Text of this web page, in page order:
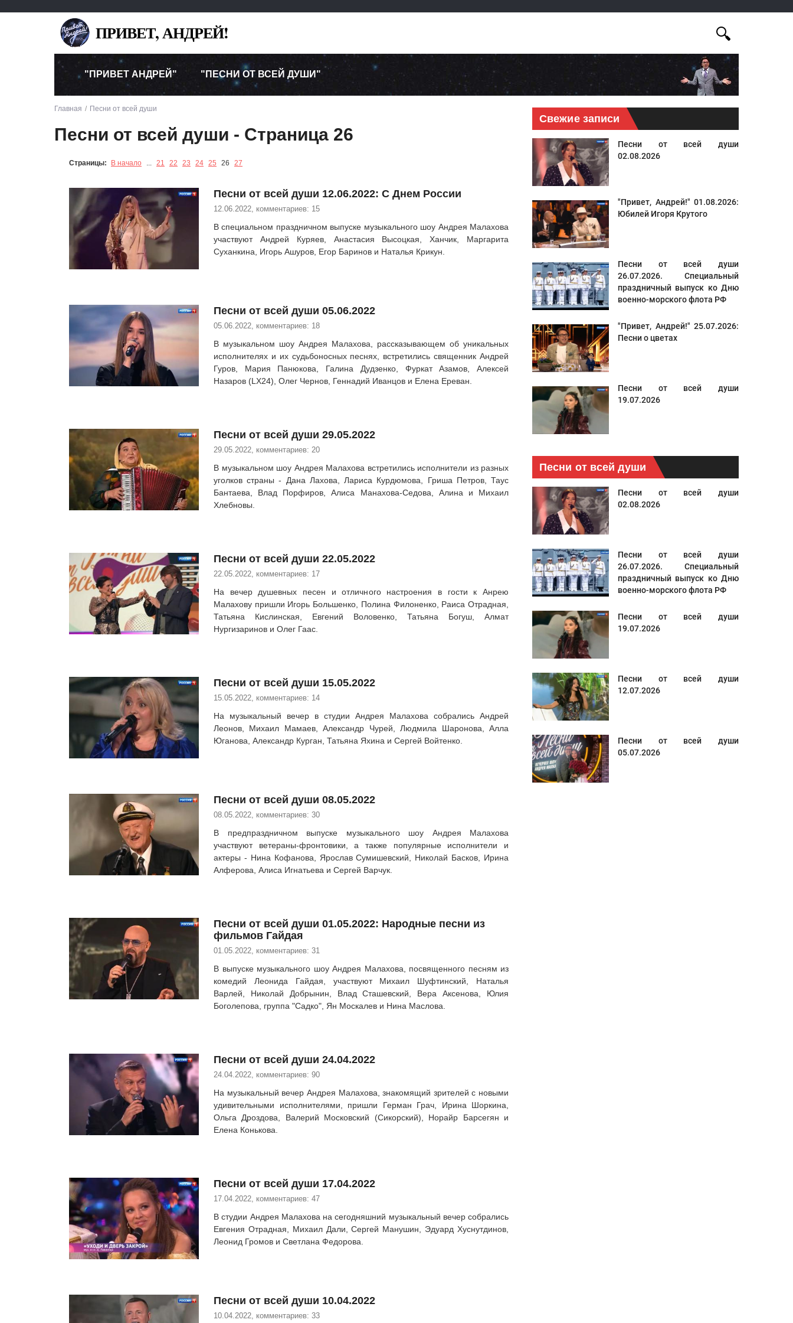
ПРИВЕТ, АНДРЕЙ!
"ПРИВЕТ АНДРЕЙ" "ПЕСНИ ОТ ВСЕЙ ДУШИ"
Главная Песни от всей души
Песни от всей души - Страница 26
Страницы: В начало ... 21 22 23 24 25 26 27
Песни от всей души 12.06.2022: С Днем России
12.06.2022, комментариев: 15
В специальном праздничном выпуске музыкального шоу Андрея Малахова
участвуют Андрей Куряев, Анастасия Высоцкая, Ханчик, Маргарита
Суханкина, Игорь Ашуров, Егор Баринов и Наталья Крикун.
Песни от всей души 05.06.2022
05.06.2022, комментариев: 18
В музыкальном шоу Андрея Малахова, рассказывающем об уникальных
исполнителях и их судьбоносных песнях, встретились священник Андрей
Гуров, Мария Панюкова, Галина Дудзенко, Фуркат Азамов, Алексей
Назаров (LX24), Олег Чернов, Геннадий Иванцов и Елена Ереван.
Песни от всей души 29.05.2022
29.05.2022, комментариев: 20
В музыкальном шоу Андрея Малахова встретились исполнители из разных
уголков страны - Дана Лахова, Лариса Курдюмова, Гриша Петров, Таус
Бантаева, Влад Порфиров, Алиса Манахова-Седова, Алина и Михаил
Хлебновы.
Песни от всей души 22.05.2022
22.05.2022, комментариев: 17
На вечер душевных песен и отличного настроения в гости к Анрею
Малахову пришли Игорь Большенко, Полина Филоненко, Раиса Отрадная,
Татьяна Кислинская, Евгений Воловенко, Татьяна Богуш, Алмат
Нургизаринов и Олег Гаас.
Песни от всей души 15.05.2022
15.05.2022, комментариев: 14
На музыкальный вечер в студии Андрея Малахова собрались Андрей
Леонов, Михаил Мамаев, Александр Чурей, Людмила Шаронова, Алла
Юганова, Александр Курган, Татьяна Яхина и Сергей Войтенко.
Песни от всей души 08.05.2022
08.05.2022, комментариев: 30
В предпраздничном выпуске музыкального шоу Андрея Малахова
участвуют ветераны-фронтовики, а также популярные исполнители и
актеры - Нина Кофанова, Ярослав Сумишевский, Николай Басков, Ирина
Алферова, Алиса Игнатьева и Сергей Варчук.
Песни от всей души 01.05.2022: Народные песни из
фильмов Гайдая
01.05.2022, комментариев: 31
В выпуске музыкального шоу Андрея Малахова, посвященного песням из
комедий Леонида Гайдая, участвуют Михаил Шуфтинский, Наталья
Варлей, Николай Добрынин, Влад Сташевский, Вера Аксенова, Юлия
Боголепова, группа "Садко", Ян Москалев и Нина Маслова.
Песни от всей души 24.04.2022
24.04.2022, комментариев: 90
На музыкальный вечер Андрея Малахова, знакомящий зрителей с новыми
удивительными исполнителями, пришли Герман Грач, Ирина Шоркина,
Ольга Дроздова, Валерий Московский (Сикорский), Норайр Барсегян и
Елена Конькова.
Песни от всей души 17.04.2022
17.04.2022, комментариев: 47
В студии Андрея Малахова на сегодняшний музыкальный вечер собрались
Евгения Отрадная, Михаил Дали, Сергей Манушин, Эдуард Хуснутдинов,
Леонид Громов и Светлана Федорова.
Песни от всей души 10.04.2022
10.04.2022, комментариев: 33
Свежие записи
Песни от всей души
02.08.2026
"Привет, Андрей!" 01.08.2026:
Юбилей Игоря Крутого
Песни от всей души
26.07.2026. Специальный
праздничный выпуск ко Дню
военно-морского флота РФ
"Привет, Андрей!" 25.07.2026:
Песни о цветах
Песни от всей души
19.07.2026
Песни от всей души
Песни от всей души
02.08.2026
Песни от всей души
26.07.2026. Специальный
праздничный выпуск ко Дню
военно-морского флота РФ
Песни от всей души
19.07.2026
Песни от всей души
12.07.2026
Песни от всей души
05.07.2026